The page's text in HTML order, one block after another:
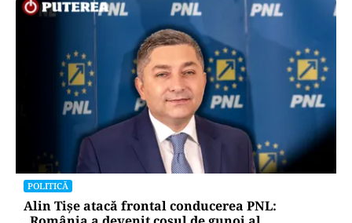
POLITICĂ
Alin Tișe atacă frontal conducerea PNL: